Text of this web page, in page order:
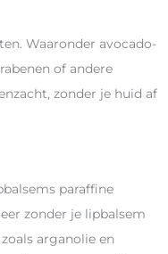
Waaronder avocado-
of andere
zonder je huid af
paraffine
zonder je lipbalsem
arganolie en